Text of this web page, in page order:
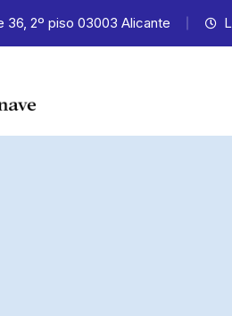
36, 2º piso 03003 Alicante